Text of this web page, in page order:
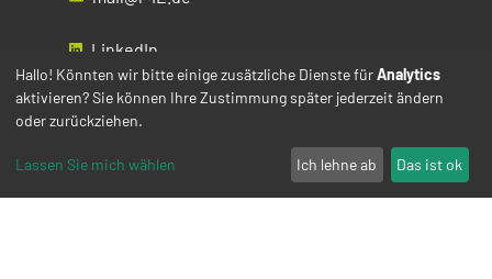
LinkedIn
Instagram
Facebook
YouTube
Hallo! Könnten wir bitte einige zusätzliche Dienste fürAnalytics
aktivieren? Sie können Ihre Zustimmung später jederzeit ändern
oder zurückziehen.
Lassen Sie mich wählen Ich lehne ab Das ist ok